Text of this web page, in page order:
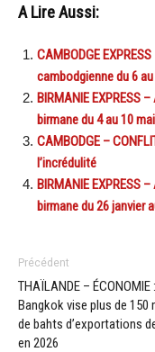
A Lire Aussi:
CAMBODGE
cambodgienne du 6 au
BIRMANIE EXPRESS
birmane du 4 au 10
CAMBODGE –
l’incrédulité
BIRMANIE EXPRESS
birmane du 26 janvier
Précédent
THAÏLANDE – ÉCONOMIE :
Bangkok vise plus de 150
de bahts d’exportations
en 2026